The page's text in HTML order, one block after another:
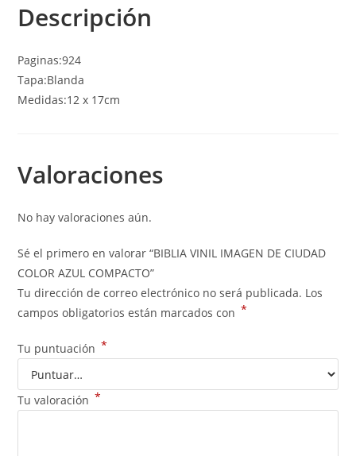
Descripción
Paginas:924
Tapa:Blanda
Medidas:12 x 17cm
Valoraciones
No hay valoraciones aún.
Sé el primero en valorar “BIBLIA VINIL IMAGEN DE CIUDAD
COLOR AZUL COMPACTO”
Tu dirección de correo electrónico no será publicada. Los
campos obligatorios están marcados con *
Tu puntuación *
Tu valoración *